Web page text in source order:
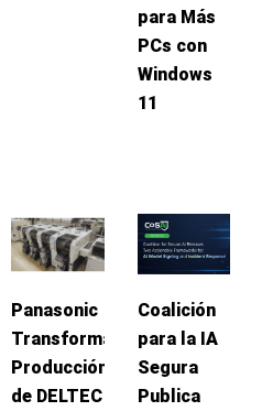
para Más
PCs con
Windows
11
Panasonic
Transforma
Producción
de DELTEC
Coalición
para la IA
Segura
Publica